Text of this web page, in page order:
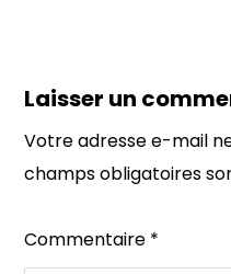
Laisser un
Votre adresse e-mail
champs obligatoires
Commentaire *